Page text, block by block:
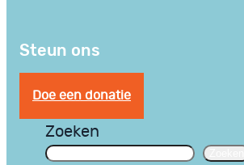
Steun ons
Doe een donatie
Zoeken